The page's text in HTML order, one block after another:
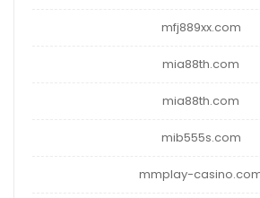
mfj889xx.com
mia88th.com
mia88th.com
mib555s.com
mmplay-